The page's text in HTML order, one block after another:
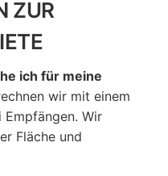
ZUR
ich für meine
wir mit einem
Wir
Fläche und